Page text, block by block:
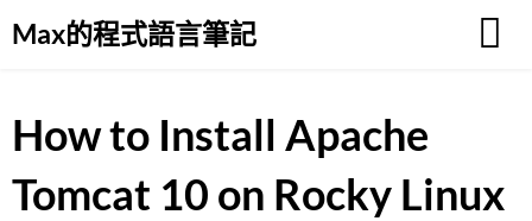
toMax的程式語言筆記
How to Install Apache
Tomcat 10 on Rocky Linux